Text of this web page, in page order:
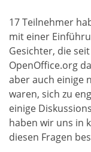
17 Teilnehmer
mit einer
Gesichter, die
OpenOffice.org
aber auch einige
waren, sich zu
einige
haben wir uns in
diesen Fragen